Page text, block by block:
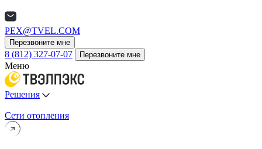
PEX@TVEL.COM
Перезвоните мне
8 (812) 327-07-07 Перезвоните мне
Меню
Решения
Сети отопления